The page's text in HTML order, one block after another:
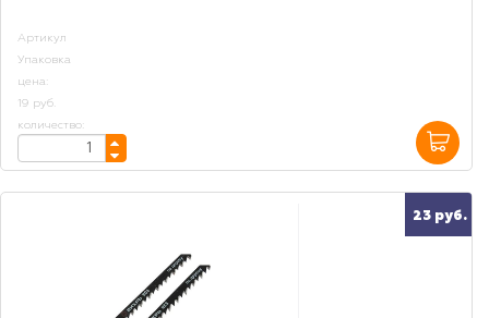
Артикул
Упаковка
цена:
19 руб.
количество:
23 руб.